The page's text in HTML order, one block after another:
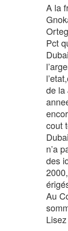
A la
Pct
de la
cout
n’a
des
Au